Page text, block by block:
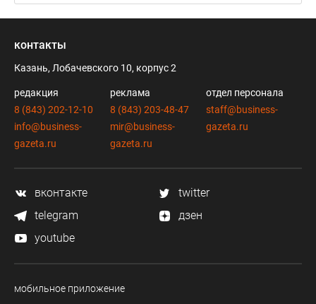
контакты
Казань, Лобачевского 10, корпус 2
редакция
8 (843) 202-12-10
info@business-
gazeta.ru
реклама
8 (843) 203-48-47
mir@business-
gazeta.ru
отдел персонала
staff@business-
gazeta.ru
вконтакте
twitter
telegram
дзен
youtube
мобильное приложение